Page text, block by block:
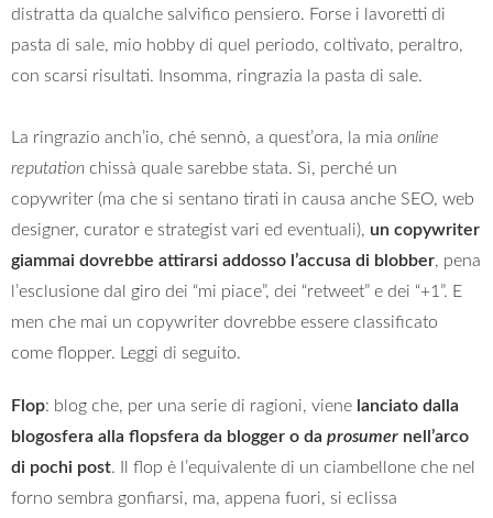
distratta da qualche salvifico pensiero. Forse i lavoretti di
pasta di sale, mio hobby di quel periodo, coltivato, peraltro,
con scarsi risultati. Insomma, ringrazia la pasta di sale.
La ringrazio anch’io, ché sennò, a quest’ora, la mia online
reputation chissà quale sarebbe stata. Sì, perché un
copywriter (ma che si sentano tirati in causa anche SEO, web
designer, curator e strategist vari ed eventuali), un copywriter
giammai dovrebbe attirarsi addosso l’accusa di blobber, pena
l’esclusione dal giro dei “mi piace”, dei “retweet” e dei “+1”. E
men che mai un copywriter dovrebbe essere classificato
come flopper. Leggi di seguito.
Flop: blog che, per una serie di ragioni, viene lanciato dalla
blogosfera alla flopsfera da blogger o da prosumer nell’arco
di pochi post. Il flop è l’equivalente di un ciambellone che nel
forno sembra gonfiarsi, ma, appena fuori, si eclissa